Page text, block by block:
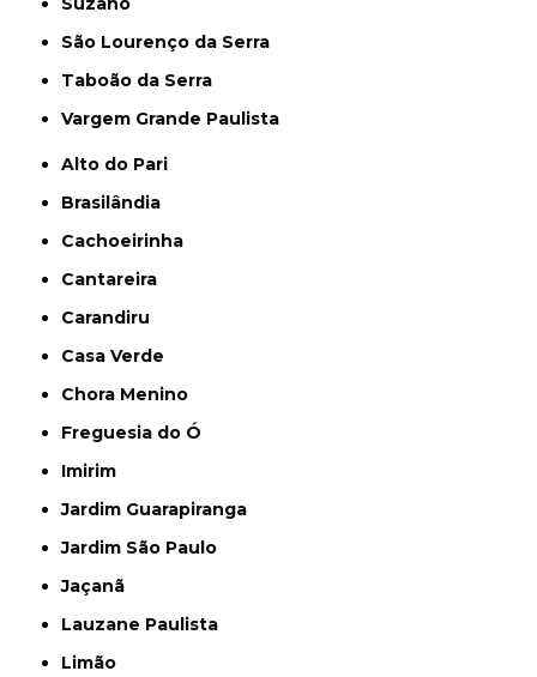
São Lourenço da Serra
Taboão da Serra
Vargem Grande Paulista
Alto do Pari
Brasilândia
Cachoeirinha
Cantareira
Carandiru
Casa Verde
Chora Menino
Freguesia do Ó
Imirim
Jardim Guarapiranga
Jardim São Paulo
Jaçanã
Lauzane Paulista
Limão